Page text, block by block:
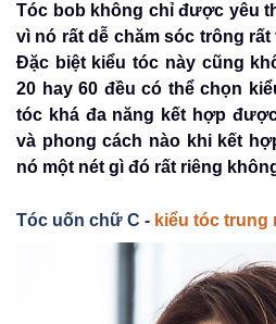
Tóc bob không chỉ được yêu
vì nó rất dễ chăm sóc trông
Đặc biệt kiểu tóc này cũng
20 hay 60 đều có thể chọn
tóc khá đa năng kết hợp
và phong cách nào khi kết
nó một nét gì đó rất riêng
Tóc uốn chữ C - kiểu tóc trung